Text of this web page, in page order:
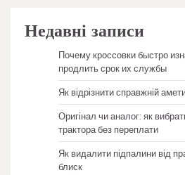
Недавні записи
Почему кроссовки быстро
продлить срок их службы
Як відрізнити справжній
Оригінал чи аналог: як
трактора без переплати
Як видалити підпалини від
блиск